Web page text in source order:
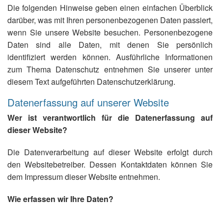
Die folgenden Hinweise geben einen einfachen Überblick
darüber, was mit Ihren personenbezogenen Daten passiert,
wenn Sie unsere Website besuchen. Personenbezogene
Daten sind alle Daten, mit denen Sie persönlich
identifiziert werden können. Ausführliche Informationen
zum Thema Datenschutz entnehmen Sie unserer unter
diesem Text aufgeführten Datenschutzerklärung.
Datenerfassung auf unserer Website
Wer ist verantwortlich für die Datenerfassung auf
dieser Website?
Die Datenverarbeitung auf dieser Website erfolgt durch
den Websitebetreiber. Dessen Kontaktdaten können Sie
dem Impressum dieser Website entnehmen.
Wie erfassen wir Ihre Daten?